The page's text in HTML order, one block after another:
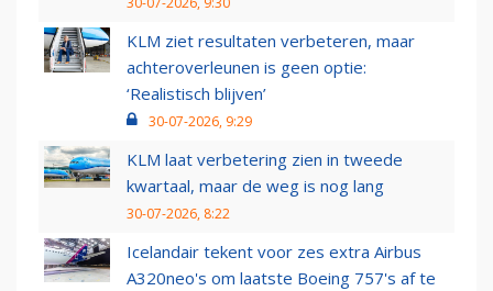
KLM ziet resultaten verbeteren, maar
achteroverleunen is geen optie:
‘Realistisch blijven’
30-07-2026, 9:29
KLM laat verbetering zien in tweede
kwartaal, maar de weg is nog lang
30-07-2026, 8:22
Icelandair tekent voor zes extra Airbus
A320neo's om laatste Boeing 757's af te